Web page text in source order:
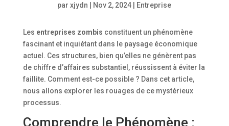
parxjydn | Nov 2, 2024 | Entreprise
Les entreprises zombis constituent un phénomène
fascinant et inquiétant dans le paysage économique
actuel. Ces structures, bien qu’elles ne génèrent pas
de chiffre d’affaires substantiel, réussissent à éviter la
faillite. Comment est-ce possible ? Dans cet article,
nous allons explorer les rouages de ce mystérieux
processus.
Comprendre le Phénomène :